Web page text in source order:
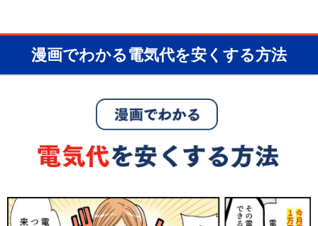
漫画でわかる電気代を安くする方法